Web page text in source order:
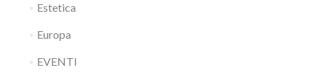
Estetica
Europa
EVENTI